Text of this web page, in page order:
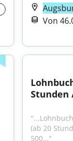
Von
Stunden
(ab 20
500..."